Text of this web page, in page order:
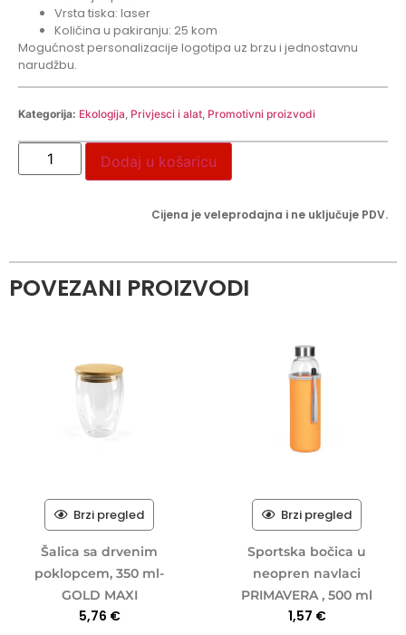
Vrsta tiska: laser
Količina u pakiranju: 25 kom
Mogućnost personalizacije logotipa uz brzu i jednostavnu
narudžbu.
Kategorija: Ekologija Privjesci i alat Promotivni proizvodi
Dodaj u košaricu
Cijena je veleprodajna i ne uključuje PDV.
POVEZANI PROIZVODI
Brzi pregled
Šalica sa drvenim
poklopcem, 350 ml-
GOLD MAXI
5,76 €
Brzi pregled
Sportska bočica u
neopren navlaci
PRIMAVERA , 500 ml
1,57 €